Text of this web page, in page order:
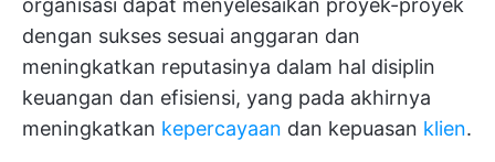
organisasi dapat menyelesaikan proyek-proyek
dengan sukses sesuai anggaran dan
meningkatkan reputasinya dalam hal disiplin
keuangan dan efisiensi, yang pada akhirnya
meningkatkan kepercayaan dan kepuasan klien.